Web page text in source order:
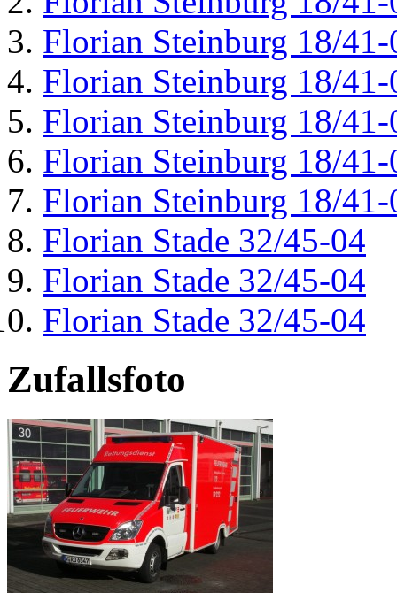
Florian Steinburg 18/41-
Florian Steinburg 18/41-
Florian Steinburg 18/41-
Florian Steinburg 18/41-
Florian Steinburg 18/41-
Florian Stade 32/45-04
Florian Stade 32/45-04
Florian Stade 32/45-04
Zufallsfoto